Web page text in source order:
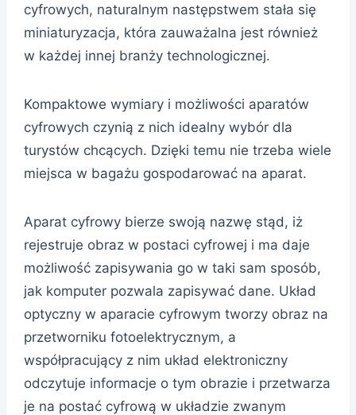
cyfrowych, naturalnym następstwem stała się
miniaturyzacja, która zauważalna jest również
w każdej innej branży technologicznej.
Kompaktowe wymiary i możliwości aparatów
cyfrowych czynią z nich idealny wybór dla
turystów chcących. Dzięki temu nie trzeba wiele
miejsca w bagażu gospodarować na aparat.
Aparat cyfrowy bierze swoją nazwę stąd, iż
rejestruje obraz w postaci cyfrowej i ma daje
możliwość zapisywania go w taki sam sposób,
jak komputer pozwala zapisywać dane. Układ
optyczny w aparacie cyfrowym tworzy obraz na
przetworniku fotoelektrycznym, a
współpracujący z nim układ elektroniczny
odczytuje informacje o tym obrazie i przetwarza
je na postać cyfrową w układzie zwanym